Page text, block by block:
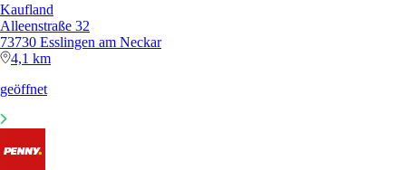
Kaufland
Alleenstraße 32
73730 Esslingen am Neckar
4,1 km
geöffnet